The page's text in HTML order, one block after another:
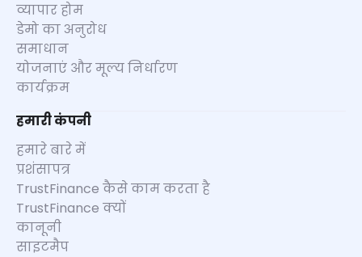
व्यापार होम
डेमो का अनुरोध
समाधान
योजनाएं और मूल्य निर्धारण
कार्यक्रम
हमारी कंपनी
हमारे बारे में
प्रशंसापत्र
TrustFinance कैसे काम करता है
TrustFinance क्यों
कानूनी
साइटमैप